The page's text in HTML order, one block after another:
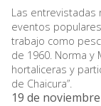
Las entrevistadas
eventos
trabajo como
de 1960. Norma y
hortaliceras y
de Chaicura”.
19 de